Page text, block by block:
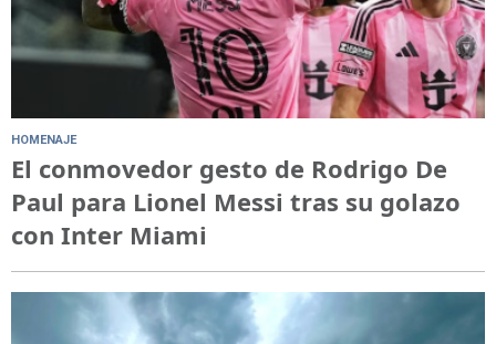
HOMENAJE
El conmovedor gesto de Rodrigo De
Paul para Lionel Messi tras su golazo
con Inter Miami